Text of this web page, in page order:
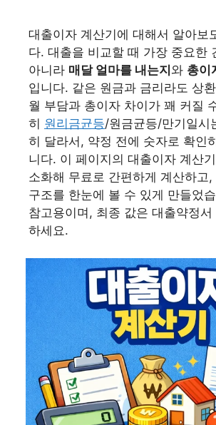
대출이자 계산기에 대해서 알아보
다. 대출을 비교할 때 가장 중요한
아니라 매달 얼마를 내는지 와 총이
입니다. 같은 원금과 금리라도 상
월 부담과 총이자 차이가 꽤 커질
히 원리금균등/원금균등/만기일시
히 달라서, 약정 전에 숫자로 확인
니다. 이 페이지의 대출이자 계산
소화해 무료로 간편하게 계산하고
구조를 한눈에 볼 수 있게 만들었
참고용이며, 최종 값은 대출약정서
하세요.